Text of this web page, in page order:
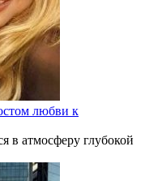
любви к
в атмосферу глубокой